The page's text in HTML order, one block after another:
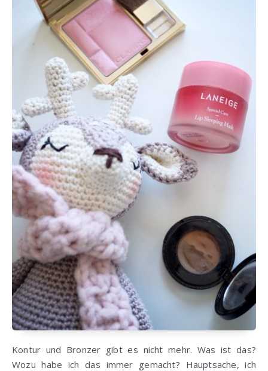
Kontur und Bronzer gibt es nicht mehr. Was ist das?
Wozu habe ich das immer gemacht? Hauptsache, ich